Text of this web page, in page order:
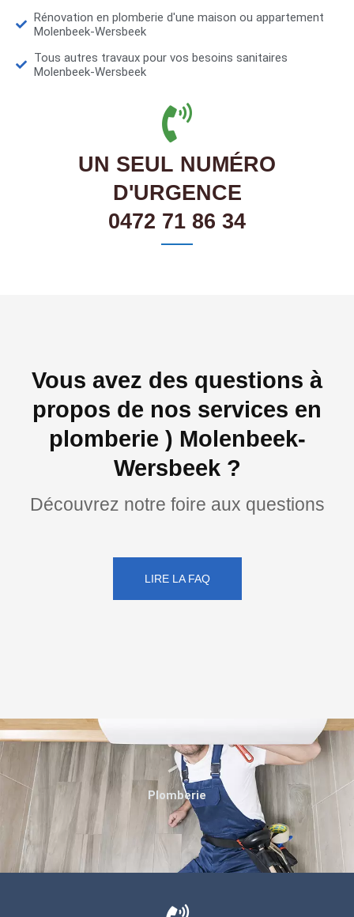
Rénovation en plomberie d'une maison ou appartement
Molenbeek-Wersbeek
Tous autres travaux pour vos besoins sanitaires
Molenbeek-Wersbeek
UN SEUL NUMÉRO
D'URGENCE
0472 71 86 34
Vous avez des questions à
propos de nos services en
plomberie ) Molenbeek-
Wersbeek ?
Découvrez notre foire aux questions
LIRE LA FAQ
Plomberie